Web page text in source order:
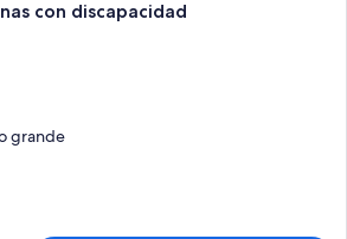
con discapacidad
grande